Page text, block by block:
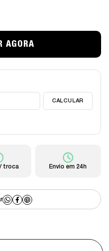
troca Envio em 24h